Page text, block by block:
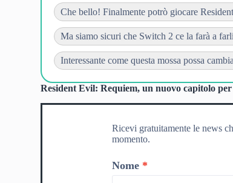
Che bello! Finalmente potrò giocare
Ma siamo sicuri che Switch 2 ce la farà a
Interessante come questa mossa possa
Resident Evil: Requiem, un nuovo capitolo
Ricevi gratuitamente le news
momento.
Nome